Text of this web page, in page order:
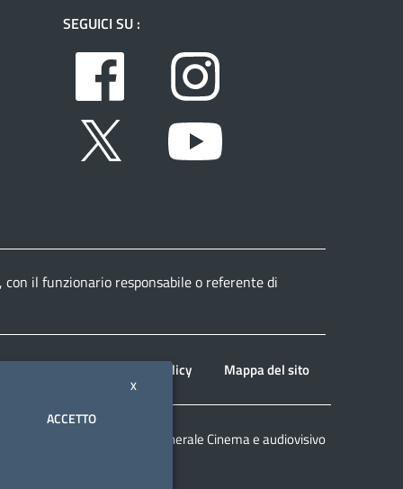
SEGUICI SU :
Facebook
Twitter
il funzionario responsabile o referente di
Privacy policy Mappa del sito
© 2026 Direzione generale Cinema e audiovisivo
X
ACCETTO